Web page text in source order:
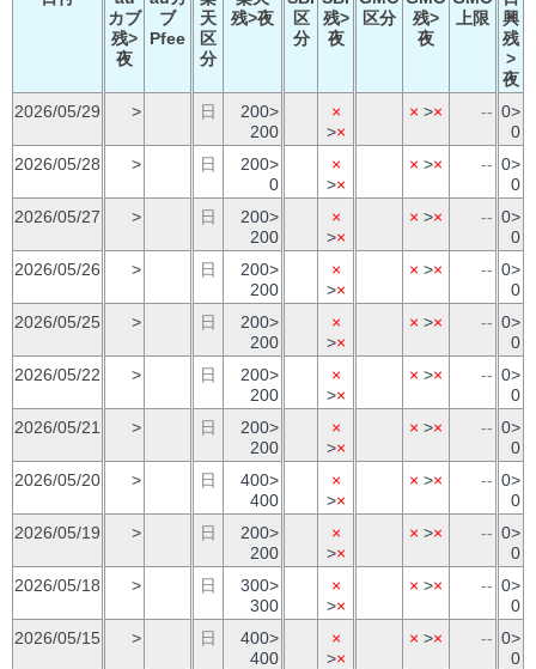
カブ
残>
夜
ブ
Pfee
天
区
分
残>夜
区
分
残>
夜
区分
残>
夜
上限
興
残
>
夜
2026/05/29
> 日
200>
200
×
>×
× >× -- 0>
0
2026/05/28
> 日
200>
0
×
>×
× >× -- 0>
0
2026/05/27
> 日
200>
200
×
>×
× >× -- 0>
0
2026/05/26
> 日
200>
200
×
>×
× >× -- 0>
0
2026/05/25
> 日
200>
200
×
>×
× >× -- 0>
0
2026/05/22
> 日
200>
200
×
>×
× >× -- 0>
0
2026/05/21
> 日
200>
200
×
>×
× >× -- 0>
0
2026/05/20
> 日
400>
400
×
>×
× >× -- 0>
0
2026/05/19
> 日
200>
200
×
>×
× >× -- 0>
0
2026/05/18
> 日
300>
300
×
>×
× >× -- 0>
0
2026/05/15
> 日
400>
400
×
>×
× >× -- 0>
0